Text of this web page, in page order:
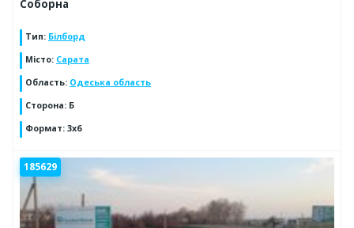
Соборна
Тип: Білборд
Місто: Сарата
Область: Одеська область
Сторона: Б
Формат: 3х6
185629